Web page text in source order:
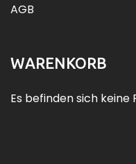
AGB
WARENKORB
Es befinden sich